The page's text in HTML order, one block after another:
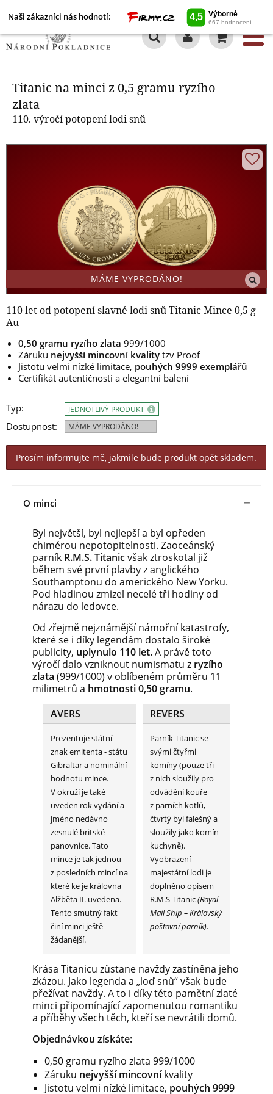
Naši zákazníci nás hodnotí:
Titanic na minci z 0,5 gramu ryzího
zlata
110. výročí potopení lodi snů
MÁME VYPRODÁNO!
110 let od potopení slavné lodi snů Titanic Mince 0,5 g
Au
0,50 gramu ryzího zlata 999/1000
Záruku nejvyšší mincovní kvality tzv Proof
Jistotu velmi nízké limitace, pouhých 9999 exemplářů
Certifikát autentičnosti a elegantní balení
Typ:
Dostupnost:
JEDNOTLIVÝ PRODUKT
MÁME VYPRODÁNO!
Prosím informujte mě, jakmile bude produkt opět skladem.
O minci
Byl největší, byl nejlepší a byl opředen
chimérou nepotopitelnosti. Zaoceánský
parník R.M.S. Titanicvšak ztroskotal již
během své první plavby z anglického
Southamptonu do amerického New Yorku.
Pod hladinou zmizel necelé tři hodiny od
nárazu do ledovce.
Od zřejmě nejznámější námořní katastrofy,
které se i díky legendám dostalo široké
publicity, uplynulo 110 let.A právě toto
výročí dalo vzniknout numismatu z ryzího
zlata (999/1000) v oblíbeném průměru 11
milimetrů a hmotnosti 0,50 gramu.
AVERS
REVERS
Prezentuje státní
znak emitenta - státu
Gibraltar a nominální
hodnotu mince.
V okruží je také
uveden rok vydání a
jméno nedávno
zesnulé britské
panovnice. Tato
mince je tak jednou
z posledních mincí na
které ke je královna
Alžběta II. uvedena.
Tento smutný fakt
činí minci ještě
žádanější.
Parník Titanic se
svými čtyřmi
komíny (pouze tři
z nich sloužily pro
odvádění kouře
z parních kotlů,
čtvrtý byl falešný a
sloužily jako komín
kuchyně).
Vyobrazení
majestátní lodi je
doplněno opisem
R.M.S Titanic(Royal
Mail Ship – Královský
poštovní parník).
Krása Titanicu zůstane navždy zastíněna jeho
zkázou. Jako legenda a „loď snů“ však bude
přežívat navždy. A to i díky této pamětní zlaté
minci připomínající zapomenutou romantiku
a příběhy všech těch, kteří se nevrátili domů.
Objednávkou získáte:
0,50 gramu ryzího zlata 999/1000
Záruku nejvyšší mincovníkvality
Jistotu velmi nízké limitace, pouhých 9999
Titanic na minci z 0,5 gramu